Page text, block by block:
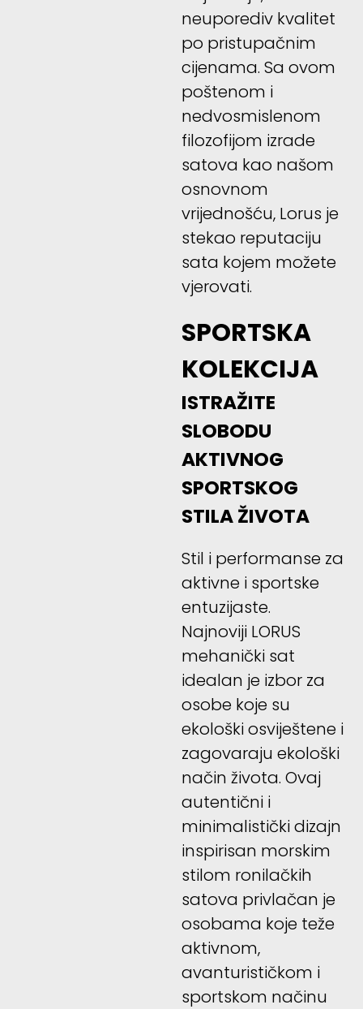
neuporediv kvalitet
po pristupačnim
cijenama. Sa ovom
poštenom i
nedvosmislenom
filozofijom izrade
satova kao našom
osnovnom
vrijednošću, Lorus je
stekao reputaciju
sata kojem možete
vjerovati.
SPORTSKA
KOLEKCIJA
ISTRAŽITE
SLOBODU
AKTIVNOG
SPORTSKOG
STILA ŽIVOTA
Stil i performanse za
aktivne i sportske
entuzijaste.
Najnoviji LORUS
mehanički sat
idealan je izbor za
osobe koje su
ekološki osviještene i
zagovaraju ekološki
način života. Ovaj
autentični i
minimalistički dizajn
inspirisan morskim
stilom ronilačkih
satova privlačan je
osobama koje teže
aktivnom,
avanturističkom i
sportskom načinu